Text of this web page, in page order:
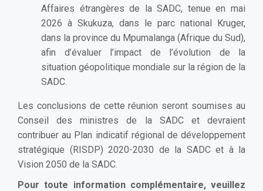
Affaires étrangères de la SADC, tenue en mai
2026 à Skukuza, dans le parc national Kruger,
dans la province du Mpumalanga (Afrique du Sud),
afin d’évaluer l’impact de l’évolution de la
situation géopolitique mondiale sur la région de la
SADC.
Les conclusions de cette réunion seront soumises au
Conseil des ministres de la SADC et devraient
contribuer au Plan indicatif régional de développement
stratégique (RISDP) 2020-2030 de la SADC et à la
Vision 2050 de la SADC.
Pour toute information complémentaire, veuillez